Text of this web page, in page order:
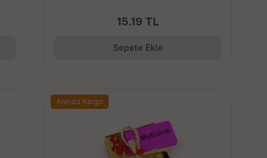
15.19 TL
Sepete Ekle
Anında Kargo